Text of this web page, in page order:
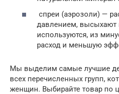
спреи (аэрозоли) —
давлением, высыхают
используются, из
расход и меньшую
Мы выделим самые лучшие
всех перечисленных групп,
женщин. Выбирайте товар по